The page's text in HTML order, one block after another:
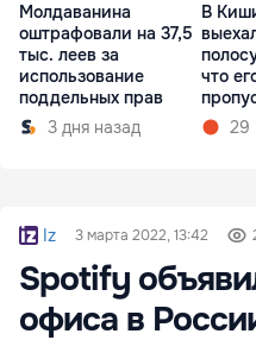
Молдаванина
оштрафовали на 37,5
тыс. леев за
использование
поддельных прав
3 дня назад
В
что
29
Iz 3 марта 2022, 13:42
Spotify
офиса в